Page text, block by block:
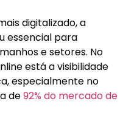
digitalizado, a
essencial para
e setores. No
está a visibilidade
especialmente no
de92% do mercado de